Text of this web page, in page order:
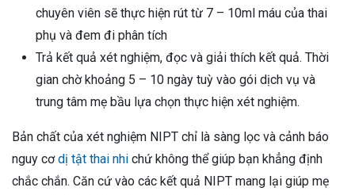
chuyên viên sẽ thực hiện rút từ 7 – 10ml máu của thai
phụ và đem đi phân tích
Trả kết quả xét nghiệm, đọc và giải thích kết quả. Thời
gian chờ khoảng 5 – 10 ngày tuỳ vào gói dịch vụ và
trung tâm mẹ bầu lựa chọn thực hiện xét nghiệm.
Bản chất của xét nghiệm NIPT chỉ là sàng lọc và cảnh báo
nguy cơdị tật thai nhi chứ không thể giúp bạn khẳng định
chắc chắn. Căn cứ vào các kết quả NIPT mang lại giúp mẹ